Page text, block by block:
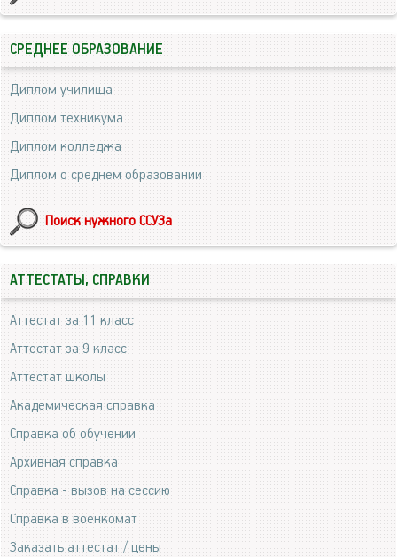
СРЕДНЕЕ ОБРАЗОВАНИЕ
Диплом училища
Диплом техникума
Диплом колледжа
Диплом о среднем образовании
Поиск нужного ССУЗа
АТТЕСТАТЫ, СПРАВКИ
Аттестат за 11 класс
Аттестат за 9 класс
Аттестат школы
Академическая справка
Справка об обучении
Архивная справка
Справка - вызов на сессию
Справка в военкомат
Заказать аттестат / цены